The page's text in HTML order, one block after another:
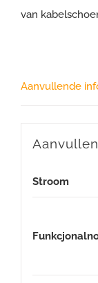
van
Aanvullende
Stroom